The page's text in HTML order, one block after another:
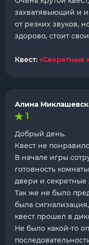
захватявыющий и
от резких звуков,
здорово, стоит
Квест: «Секретные
Алина
1
Добрый день.
Квест не
В начале игры
готовность
двери и
Так же не было
была
квест прошел в
Не было какой-то